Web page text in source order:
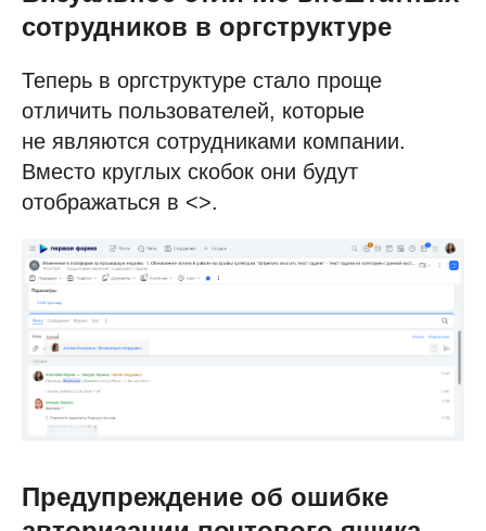
сотрудников в оргструктуре
Теперь в оргструктуре стало проще
отличить пользователей, которые
не являются сотрудниками компании.
Вместо круглых скобок они будут
отображаться в <>.
Предупреждение об ошибке